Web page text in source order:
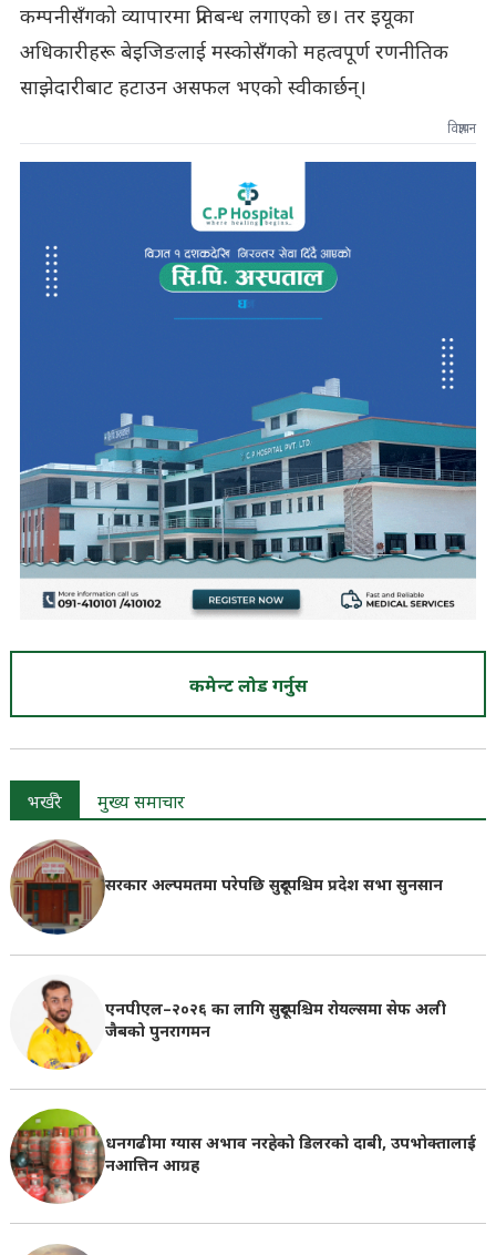
कम्पनीसँगको व्यापारमा प्रतिबन्ध लगाएको छ। तर इयूका
अधिकारीहरू बेइजिङलाई मस्कोसँगको महत्वपूर्ण रणनीतिक
साझेदारीबाट हटाउन असफल भएको स्वीकार्छन्।
विज्ञापन
कमेन्ट लोड गर्नुस
भर्खरै मुख्य समाचार
सरकार अल्पमतमा परेपछि सुदूरपश्चिम प्रदेश सभा सुनसान
एनपीएल–२०२६ का लागि सुदूरपश्चिम रोयल्समा सेफ अली
जैबको पुनरागमन
धनगढीमा ग्यास अभाव नरहेको डिलरको दाबी, उपभोक्तालाई
नआत्तिन आग्रह